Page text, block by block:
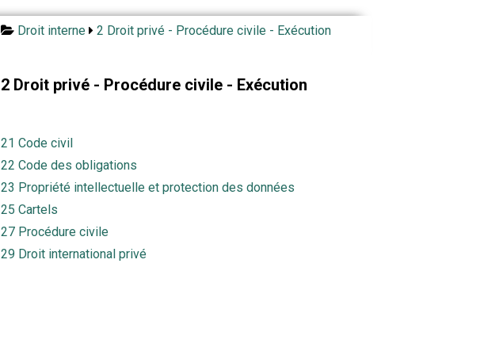
Droit interne 2 Droit privé - Procédure civile - Exécution
2 Droit privé - Procédure civile - Exécution
21 Code civil
22 Code des obligations
23 Propriété intellectuelle et protection des données
25 Cartels
27 Procédure civile
29 Droit international privé